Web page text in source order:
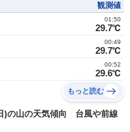
観測値
29.7℃
01:50
29.7℃
00:49
29.6℃
00:52
もっと読む
)の山の天気傾向 台風や前線